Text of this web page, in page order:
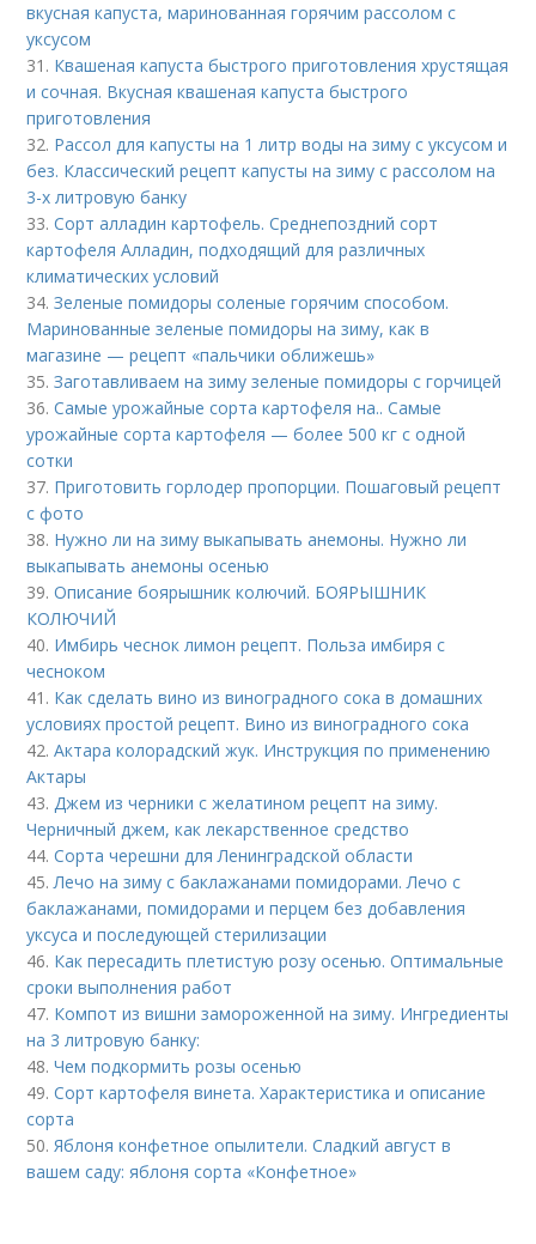
вкусная капуста, маринованная горячим рассолом с
уксусом
31. Квашеная капуста быстрого приготовления хрустящая
и сочная. Вкусная квашеная капуста быстрого
приготовления
32. Рассол для капусты на 1 литр воды на зиму с уксусом и
без. Классический рецепт капусты на зиму с рассолом на
3-х литровую банку
33.Сорт алладин картофель. Среднепоздний сорт
картофеля Алладин, подходящий для различных
климатических условий
34.Зеленые помидоры соленые горячим способом.
Маринованные зеленые помидоры на зиму, как в
магазине — рецепт «пальчики оближешь»
35.Заготавливаем на зиму зеленые помидоры с горчицей
36.Самые урожайные сорта картофеля на.. Самые
урожайные сорта картофеля — более 500 кг с одной
сотки
37. Приготовить горлодер пропорции. Пошаговый рецепт
с фото
38. Нужно ли на зиму выкапывать анемоны. Нужно ли
выкапывать анемоны осенью
39.Описание боярышник колючий. БОЯРЫШНИК
КОЛЮЧИЙ
40. Имбирь чеснок лимон рецепт. Польза имбиря с
чесноком
41. Как сделать вино из виноградного сока в домашних
условиях простой рецепт. Вино из виноградного сока
42.Актара колорадский жук. Инструкция по применению
Актары
43.Джем из черники с желатином рецепт на зиму.
Черничный джем, как лекарственное средство
44.Сорта черешни для Ленинградской области
45.Лечо на зиму с баклажанами помидорами. Лечо с
баклажанами, помидорами и перцем без добавления
уксуса и последующей стерилизации
46. Как пересадить плетистую розу осенью. Оптимальные
сроки выполнения работ
47. Компот из вишни замороженной на зиму. Ингредиенты
на 3 литровую банку:
48.Чем подкормить розы осенью
49.Сорт картофеля винета. Характеристика и описание
сорта
50.Яблоня конфетное опылители. Сладкий август в
вашем саду: яблоня сорта «Конфетное»